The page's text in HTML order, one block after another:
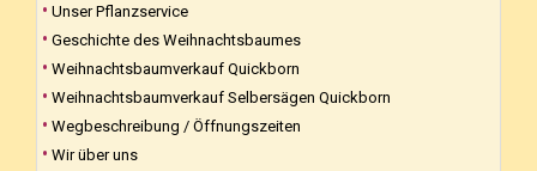
Unser Pflanzservice
Geschichte des Weihnachtsbaumes
Weihnachtsbaumverkauf Quickborn
Weihnachtsbaumverkauf Selbersägen Quickborn
Wegbeschreibung / Öffnungszeiten
Wir über uns